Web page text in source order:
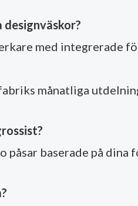
med integrerade
månatliga
påsar baserade på dina